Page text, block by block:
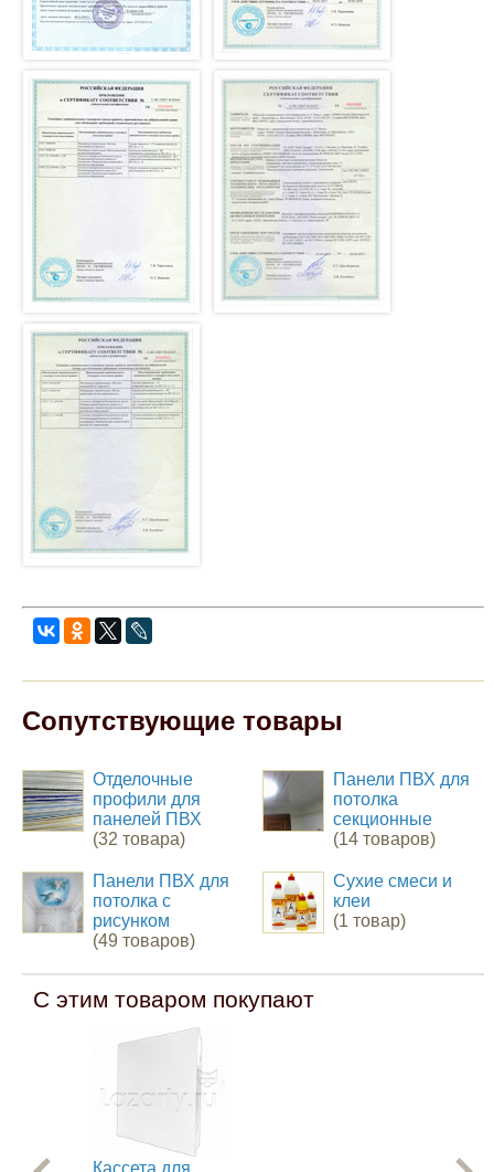
Сопутствующие товары
Отделочные
профили для
панелей ПВХ
(32 товара)
Панели ПВХ для
потолка
секционные
(14 товаров)
Панели ПВХ для
потолка с
рисунком
(49 товаров)
Сухие смеси и
клеи
(1 товар)
С этим товаром покупают
Кассета для